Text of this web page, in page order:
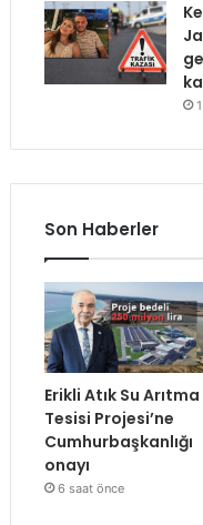
Son Haberler
Erikli Atık Su Arıtma
Tesisi Projesi’ne
Cumhurbaşkanlığı
onayı
6 saat önce